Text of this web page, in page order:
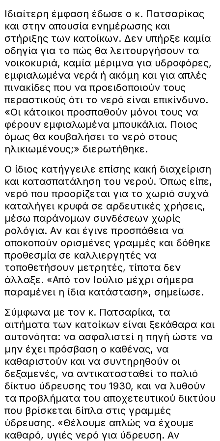
Ιδιαίτερη έμφαση έδωσε ο κ. Πατσαρίκας
και στην απουσία ενημέρωσης και
στήριξης των κατοίκων. Δεν υπήρξε καμία
οδηγία για το πώς θα λειτουργήσουν τα
νοικοκυριά, καμία μέριμνα για υδροφόρες,
εμφιαλωμένα νερά ή ακόμη και για απλές
πινακίδες που να προειδοποιούν τους
περαστικούς ότι το νερό είναι επικίνδυνο.
«Οι κάτοικοι προσπαθούν μόνοι τους να
φέρουν εμφιαλωμένα μπουκάλια. Ποιος
όμως θα κουβαλήσει το νερό στους
ηλικιωμένους;» διερωτήθηκε.
Ο ίδιος κατήγγειλε επίσης κακή διαχείριση
και κατασπατάληση του νερού. Όπως είπε,
νερό που προορίζεται για το χωριό συχνά
καταλήγει κρυφά σε αρδευτικές χρήσεις,
μέσω παράνομων συνδέσεων χωρίς
ρολόγια. Αν και έγινε προσπάθεια να
αποκοπούν ορισμένες γραμμές και δόθηκε
προθεσμία σε καλλιεργητές να
τοποθετήσουν μετρητές, τίποτα δεν
άλλαξε. «Από τον Ιούλιο μέχρι σήμερα
παραμένει η ίδια κατάσταση», σημείωσε.
Σύμφωνα με τον κ. Πατσαρίκα, τα
αιτήματα των κατοίκων είναι ξεκάθαρα και
αυτονόητα: να ασφαλιστεί η πηγή ώστε να
μην έχει πρόσβαση ο καθένας, να
καθαριστούν και να συντηρηθούν οι
δεξαμενές, να αντικατασταθεί το παλιό
δίκτυο ύδρευσης του 1930, και να λυθούν
τα προβλήματα του αποχετευτικού δικτύου
που βρίσκεται δίπλα στις γραμμές
ύδρευσης. «Θέλουμε απλώς να έχουμε
καθαρό, υγιές νερό για ύδρευση. Αν